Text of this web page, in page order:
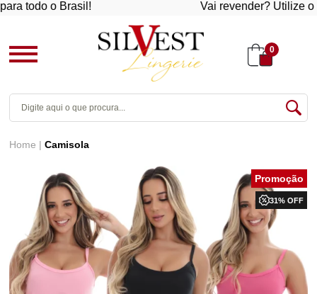
todo o Brasil! Vai revender? Utilize o
0
Home Camisola
31% OFF